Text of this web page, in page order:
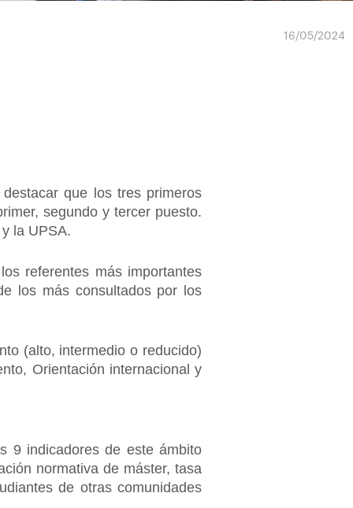
16/05/2024
que los tres primeros
segundo y tercer puesto.
la UPSA.
referentes más importantes
los más consultados por los
(alto, intermedio o reducido)
Orientación internacional y
9 indicadores de este ámbito
normativa de máster, tasa
de otras comunidades